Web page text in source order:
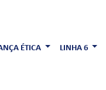
ÉTICA LINHA 6